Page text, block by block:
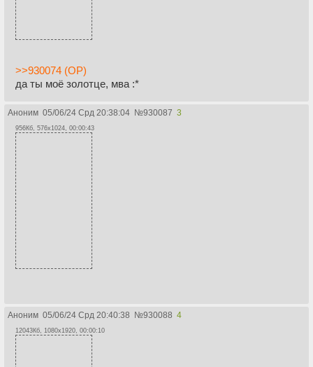
>>930074 (OP)
да ты моё золотце, мва :*
Аноним 05/06/24 Срд 20:38:04 №930087 3
956Кб, 576x1024, 00:00:43
Аноним 05/06/24 Срд 20:40:38 №930088 4
12043Кб, 1080x1920, 00:00:10